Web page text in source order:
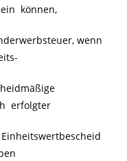
können,
wenn
erfolgter